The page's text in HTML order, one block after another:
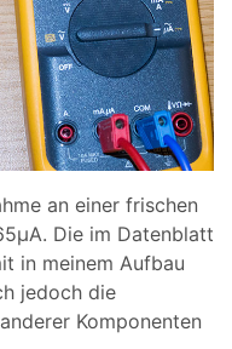
an einer frischen
Die im Datenblatt
in meinem Aufbau
jedoch die
Komponenten